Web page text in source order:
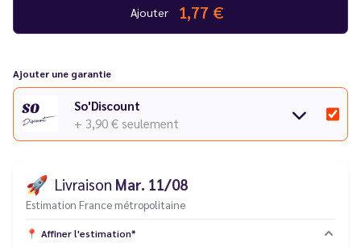
Ajouter 1,77 €
Ajouter une garantie
So'Discount
+ 3,90 € seulement
🚀 Livraison Mar. 11/08
Estimation France métropolitaine
📍 Affiner l'estimation*